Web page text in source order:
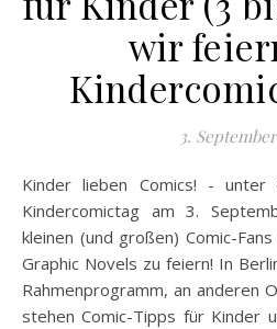
wir
3.
Kinder lieben Comics! - unter diesem Monat lädt der
Kindercomictag am 3.
kleinen (und großen) Comic-
Graphic Novels zu feiern! In
Rahmenprogramm, an anderen
stehen Comic-Tipps für Kinder